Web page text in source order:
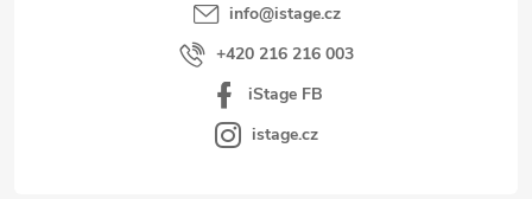
info@istage.cz
+420 216 216 003
iStage FB
istage.cz